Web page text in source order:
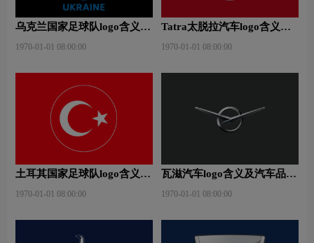
乌克兰国家足球队logo含义及
1970-01-01 08:00:00
Tatra太脱拉汽车logo含义及
1970-01-01 08:00:00
土耳其国家足球队logo含义及
1970-01-01 08:00:00
瓦滋汽车logo含义及汽车品牌
1970-01-01 08:00:00